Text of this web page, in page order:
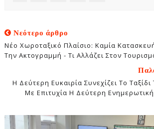
Νεότερο άρθρο
Νέο Χωροταξικό Πλαίσιο: Καμία
Την Ακτογραμμή - Τι Αλλάζει Στον
Η Δεύτερη Ευκαιρία Συνεχίζει Το Ταξίδι
Με Επιτυχία Η Δεύτερη